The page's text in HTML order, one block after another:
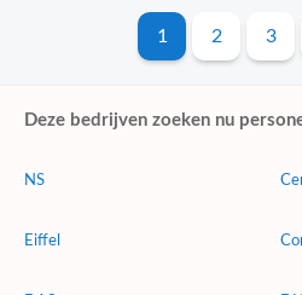
1 2 3
Deze bedrijven zoeken nu
NS
Eiffel